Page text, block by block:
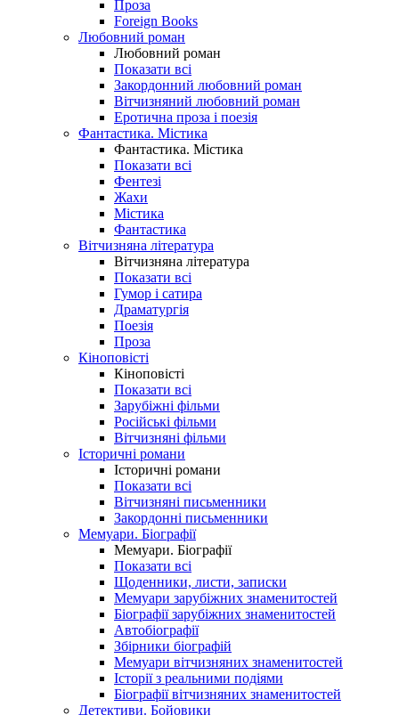
Проза
Foreign Books
Любовний роман
Любовний роман
Показати всі
Закордонний любовний роман
Вітчизняний любовний роман
Еротична проза і поезія
Фантастика. Містика
Фантастика. Містика
Показати всі
Фентезі
Жахи
Містика
Фантастика
Вітчизняна література
Вітчизняна література
Показати всі
Гумор і сатира
Драматургія
Поезія
Проза
Кіноповісті
Кіноповісті
Показати всі
Зарубіжні фільми
Російські фільми
Вітчизняні фільми
Історичні романи
Історичні романи
Показати всі
Вітчизняні письменники
Закордонні письменники
Мемуари. Біографії
Мемуари. Біографії
Показати всі
Щоденники, листи, записки
Мемуари зарубіжних знаменитостей
Біографії зарубіжних знаменитостей
Автобіографії
Збірники біографій
Мемуари вітчизняних знаменитостей
Історії з реальними подіями
Біографії вітчизняних знаменитостей
Детективи. Бойовики